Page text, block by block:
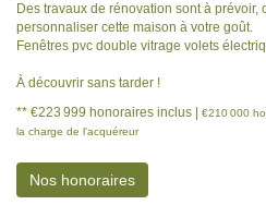
Des travaux de rénovation sont à
personnaliser cette maison à votre goût.
Fenêtres pvc double vitrage volets
À découvrir sans tarder !
** €223 999 honoraires inclus €210 000
la charge de l'acquéreur
Nos honoraires